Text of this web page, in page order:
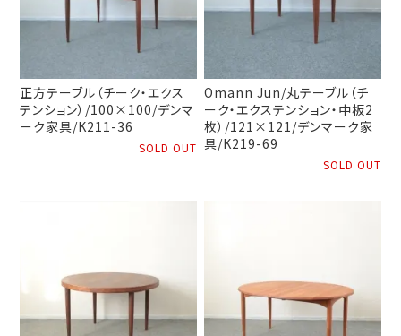
正方テーブル（チーク・エクス
テンション）/100×100/デンマ
ーク家具/K211-36
SOLD OUT
Omann Jun/丸テーブル（チ
ーク・エクステンション・中板2
枚）/121×121/デンマーク家
具/K219-69
SOLD OUT